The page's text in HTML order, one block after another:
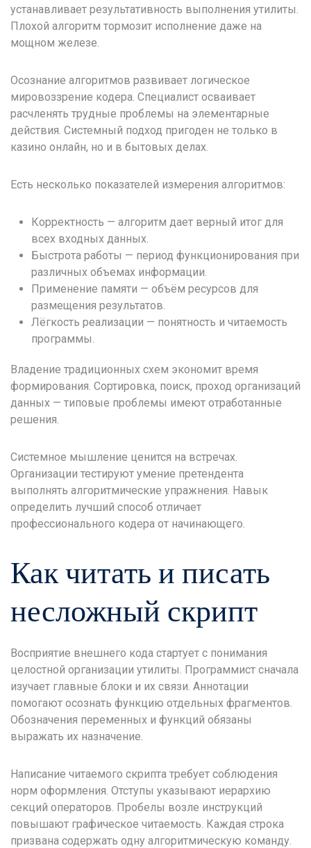
устанавливает результативность выполнения утилиты.
Плохой алгоритм тормозит исполнение даже на
мощном железе.
Осознание алгоритмов развивает логическое
мировоззрение кодера. Специалист осваивает
расчленять трудные проблемы на элементарные
действия. Системный подход пригоден не только в
казино онлайн, но и в бытовых делах.
Есть несколько показателей измерения алгоритмов:
Корректность — алгоритм дает верный итог для
всех входных данных.
Быстрота работы — период функционирования при
различных объемах информации.
Применение памяти — объём ресурсов для
размещения результатов.
Лёгкость реализации — понятность и читаемость
программы.
Владение традиционных схем экономит время
формирования. Сортировка, поиск, проход организаций
данных — типовые проблемы имеют отработанные
решения.
Системное мышление ценится на встречах.
Организации тестируют умение претендента
выполнять алгоритмические упражнения. Навык
определить лучший способ отличает
профессионального кодера от начинающего.
Как читать и писать
несложный скрипт
Восприятие внешнего кода стартует с понимания
целостной организации утилиты. Программист сначала
изучает главные блоки и их связи. Аннотации
помогают осознать функцию отдельных фрагментов.
Обозначения переменных и функций обязаны
выражать их назначение.
Написание читаемого скрипта требует соблюдения
норм оформления. Отступы указывают иерархию
секций операторов. Пробелы возле инструкций
повышают графическое читаемость. Каждая строка
призвана содержать одну алгоритмическую команду.